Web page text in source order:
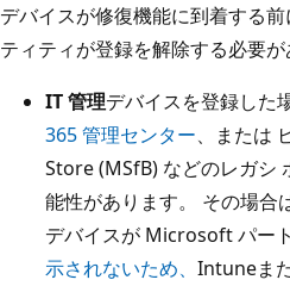
デバイスが修復機能に到着する
ティティが登録を解除する必要が
IT 管理デバイスを登録した
365 管理センター、または
Store (MSfB) などのレガシ
能性があります。 その場
デバイスが Microsoft パー
示されないため、 Intuneま